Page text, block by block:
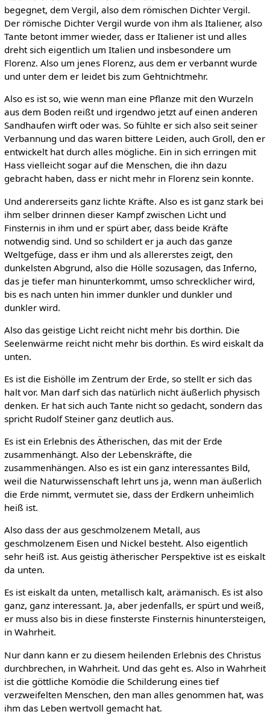
begegnet, dem Vergil, also dem römischen Dichter Vergil.
Der römische Dichter Vergil wurde von ihm als Italiener, also
Tante betont immer wieder, dass er Italiener ist und alles
dreht sich eigentlich um Italien und insbesondere um
Florenz. Also um jenes Florenz, aus dem er verbannt wurde
und unter dem er leidet bis zum Gehtnichtmehr.
Also es ist so, wie wenn man eine Pflanze mit den Wurzeln
aus dem Boden reißt und irgendwo jetzt auf einen anderen
Sandhaufen wirft oder was. So fühlte er sich also seit seiner
Verbannung und das waren bittere Leiden, auch Groll, den er
entwickelt hat durch alles mögliche. Ein in sich erringen mit
Hass vielleicht sogar auf die Menschen, die ihn dazu
gebracht haben, dass er nicht mehr in Florenz sein konnte.
Und andererseits ganz lichte Kräfte. Also es ist ganz stark bei
ihm selber drinnen dieser Kampf zwischen Licht und
Finsternis in ihm und er spürt aber, dass beide Kräfte
notwendig sind. Und so schildert er ja auch das ganze
Weltgefüge, dass er ihm und als allererstes zeigt, den
dunkelsten Abgrund, also die Hölle sozusagen, das Inferno,
das je tiefer man hinunterkommt, umso schrecklicher wird,
bis es nach unten hin immer dunkler und dunkler und
dunkler wird.
Also das geistige Licht reicht nicht mehr bis dorthin. Die
Seelenwärme reicht nicht mehr bis dorthin. Es wird eiskalt da
unten.
Es ist die Eishölle im Zentrum der Erde, so stellt er sich das
halt vor. Man darf sich das natürlich nicht äußerlich physisch
denken. Er hat sich auch Tante nicht so gedacht, sondern das
spricht Rudolf Steiner ganz deutlich aus.
Es ist ein Erlebnis des Ätherischen, das mit der Erde
zusammenhängt. Also der Lebenskräfte, die
zusammenhängen. Also es ist ein ganz interessantes Bild,
weil die Naturwissenschaft lehrt uns ja, wenn man äußerlich
die Erde nimmt, vermutet sie, dass der Erdkern unheimlich
heiß ist.
Also dass der aus geschmolzenem Metall, aus
geschmolzenem Eisen und Nickel besteht. Also eigentlich
sehr heiß ist. Aus geistig ätherischer Perspektive ist es eiskalt
da unten.
Es ist eiskalt da unten, metallisch kalt, arämanisch. Es ist also
ganz, ganz interessant. Ja, aber jedenfalls, er spürt und weiß,
er muss also bis in diese finsterste Finsternis hinuntersteigen,
in Wahrheit.
Nur dann kann er zu diesem heilenden Erlebnis des Christus
durchbrechen, in Wahrheit. Und das geht es. Also in Wahrheit
ist die göttliche Komödie die Schilderung eines tief
verzweifelten Menschen, den man alles genommen hat, was
ihm das Leben wertvoll gemacht hat.